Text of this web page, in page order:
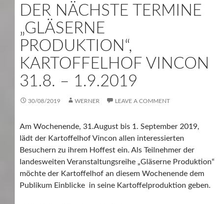
DER NÄCHSTE TERMINE
„GLÄSERNE
PRODUKTION“,
KARTOFFELHOF VINCON
31.8. – 1.9.2019
30/08/2019 WERNER LEAVE A COMMENT
Am Wochenende, 31.August bis 1. September 2019,
lädt der Kartoffelhof Vincon allen interessierten
Besuchern zu ihrem Hoffest ein. Als Teilnehmer der
landesweiten Veranstaltungsreihe „Gläserne Produktion“
möchte der Kartoffelhof an diesem Wochenende dem
Publikum Einblicke in seine Kartoffelproduktion geben.